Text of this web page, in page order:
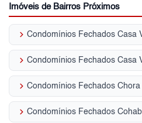
Imóveis de Bairros Próximos
keyboard_arrow_right Condomínios Fechados Casa
keyboard_arrow_right Condomínios Fechados Casa
keyboard_arrow_right Condomínios Fechados
keyboard_arrow_right Condomínios Fechados